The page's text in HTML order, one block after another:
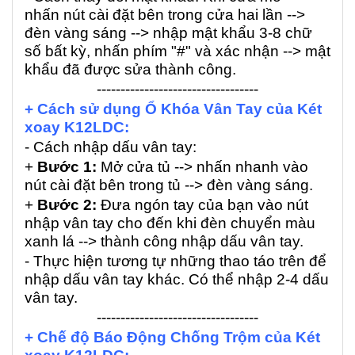
nhấn nút cài đặt bên trong cửa hai lần -->
đèn vàng sáng --> nhập mật khẩu 3-8 chữ
số bất kỳ, nhấn phím "#" và xác nhận --> mật
khẩu đã được sửa thành công.
----------------------------------
+ Cách sử dụng Ổ Khóa Vân Tay của Két
xoay K12LDC:
- Cách nhập dấu vân tay:
+ Bước 1: Mở cửa tủ --> nhấn nhanh vào
nút cài đặt bên trong tủ --> đèn vàng sáng.
+ Bước 2: Đưa ngón tay của bạn vào nút
nhập vân tay cho đến khi đèn chuyển màu
xanh lá --> thành công nhập dấu vân tay.
- Thực hiện tương tự những thao táo trên để
nhập dấu vân tay khác. Có thể nhập 2-4 dấu
vân tay.
----------------------------------
+ Chế độ Báo Động Chống Trộm của Két